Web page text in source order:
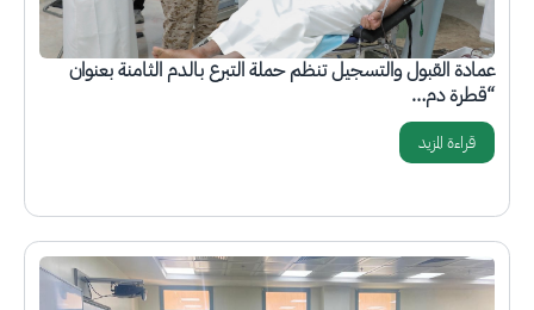
عمادة القبول والتسجيل تنظم حملة التبرع بالدم الثامنة بعنوان
“قطرة دم…
قراءة المزيد
الصورة